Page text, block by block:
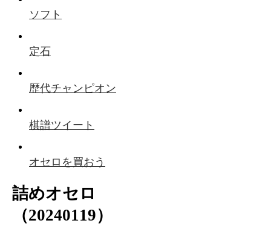
ソフト
定石
歴代チャンピオン
棋譜ツイート
オセロを買おう
詰めオセロ
（20240119）